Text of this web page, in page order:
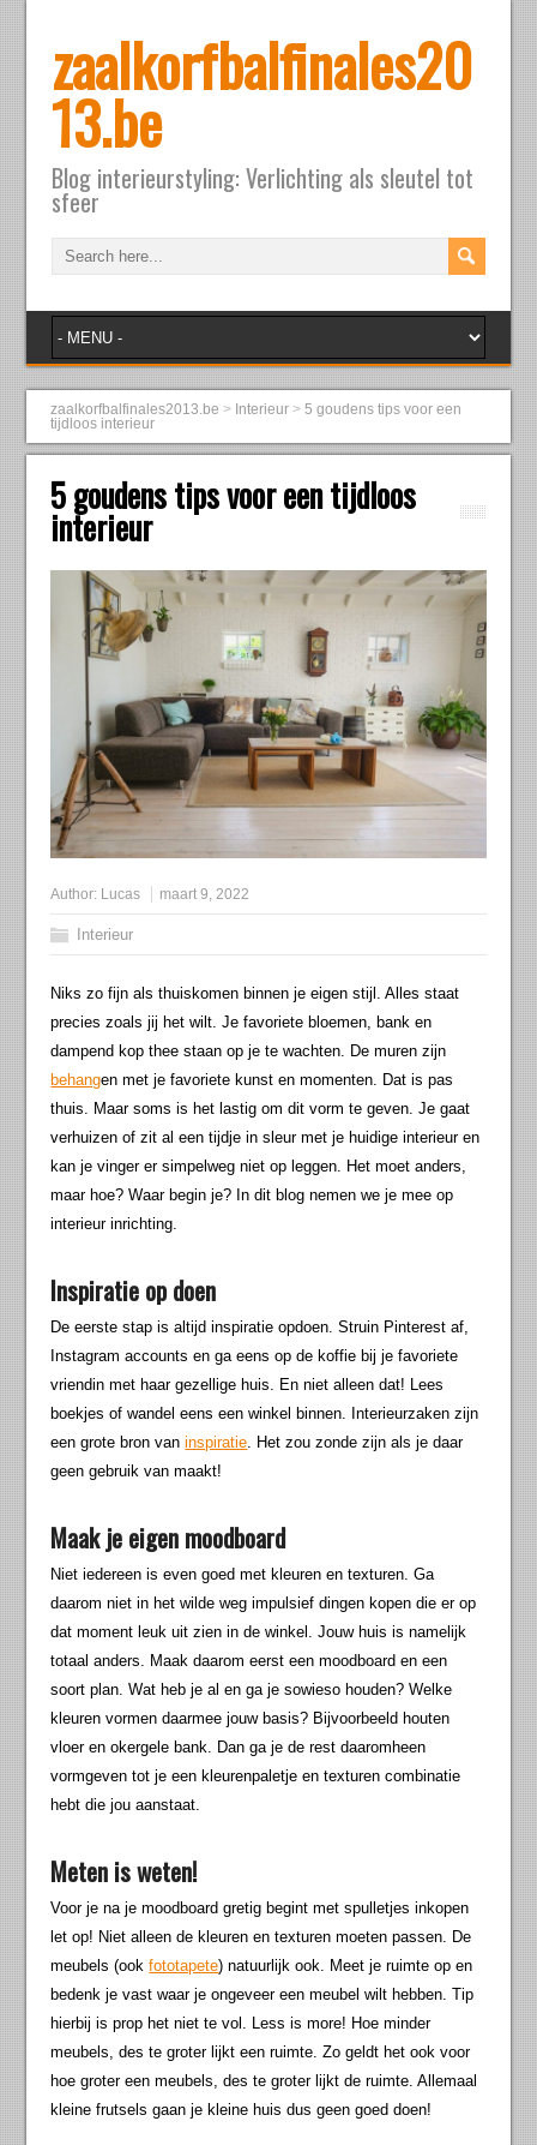
zaalkorfbalfinales20
13.be
Blog interieurstyling: Verlichting als sleutel tot
sfeer
zaalkorfbalfinales2013.be > Interieur >5 goudens tips voor een
tijdloos interieur
5 goudens tips voor een tijdloos
interieur
Author: Lucas maart 9, 2022
Interieur
Niks zo fijn als thuiskomen binnen je eigen stijl. Alles staat
precies zoals jij het wilt. Je favoriete bloemen, bank en
dampend kop thee staan op je te wachten. De muren zijn
behangen met je favoriete kunst en momenten. Dat is pas
thuis. Maar soms is het lastig om dit vorm te geven. Je gaat
verhuizen of zit al een tijdje in sleur met je huidige interieur en
kan je vinger er simpelweg niet op leggen. Het moet anders,
maar hoe? Waar begin je? In dit blog nemen we je mee op
interieur inrichting.
Inspiratie op doen
De eerste stap is altijd inspiratie opdoen. Struin Pinterest af,
Instagram accounts en ga eens op de koffie bij je favoriete
vriendin met haar gezellige huis. En niet alleen dat! Lees
boekjes of wandel eens een winkel binnen. Interieurzaken zijn
een grote bron vaninspiratie. Het zou zonde zijn als je daar
geen gebruik van maakt!
Maak je eigen moodboard
Niet iedereen is even goed met kleuren en texturen. Ga
daarom niet in het wilde weg impulsief dingen kopen die er op
dat moment leuk uit zien in de winkel. Jouw huis is namelijk
totaal anders. Maak daarom eerst een moodboard en een
soort plan. Wat heb je al en ga je sowieso houden? Welke
kleuren vormen daarmee jouw basis? Bijvoorbeeld houten
vloer en okergele bank. Dan ga je de rest daaromheen
vormgeven tot je een kleurenpaletje en texturen combinatie
hebt die jou aanstaat.
Meten is weten!
Voor je na je moodboard gretig begint met spulletjes inkopen
let op! Niet alleen de kleuren en texturen moeten passen. De
meubels (ookfototapete) natuurlijk ook. Meet je ruimte op en
bedenk je vast waar je ongeveer een meubel wilt hebben. Tip
hierbij is prop het niet te vol. Less is more! Hoe minder
meubels, des te groter lijkt een ruimte. Zo geldt het ook voor
hoe groter een meubels, des te groter lijkt de ruimte. Allemaal
kleine frutsels gaan je kleine huis dus geen goed doen!